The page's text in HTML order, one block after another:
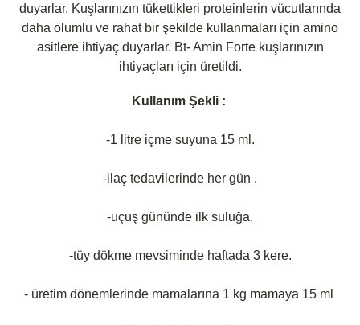
duyarlar. Kuşlarınızın tükettikleri proteinlerin vücutlarında
daha olumlu ve rahat bir şekilde kullanmaları için amino
asitlere ihtiyaç duyarlar. Bt- Amin Forte kuşlarınızın
ihtiyaçları için üretildi.
Kullanım Şekli :
-1 litre içme suyuna 15 ml.
-ilaç tedavilerinde her gün .
-uçuş gününde ilk suluğa.
-tüy dökme mevsiminde haftada 3 kere.
- üretim dönemlerinde mamalarına 1 kg mamaya 15 ml